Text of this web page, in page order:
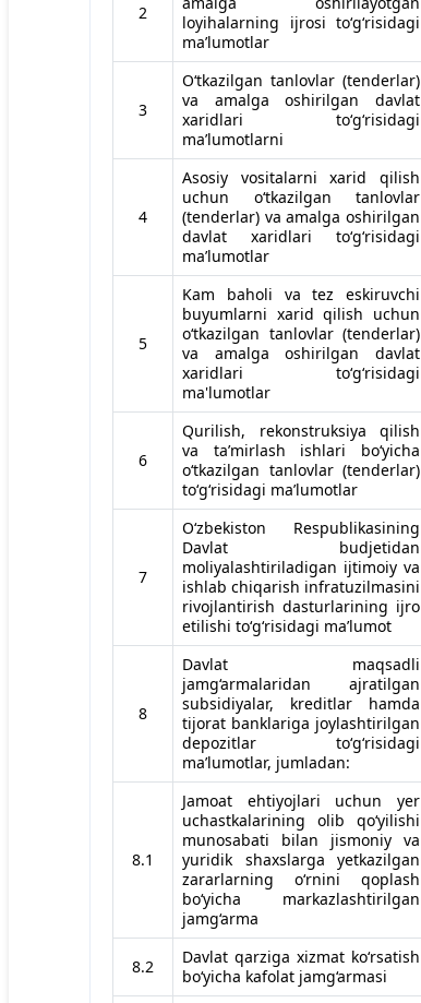
2
loyihalarning ijrosi to‘g‘risidagi
maʼlumotlar
3
O‘tkazilgan tanlovlar (tenderlar)
va amalga oshirilgan davlat
xaridlari to‘g‘risidagi
maʼlumotlarni
4
Asosiy vositalarni xarid qilish
uchun o‘tkazilgan tanlovlar
(tenderlar) va amalga oshirilgan
davlat xaridlari to‘g‘risidagi
maʼlumotlar
5
Kam baholi va tez eskiruvchi
buyumlarni xarid qilish uchun
o‘tkazilgan tanlovlar (tenderlar)
va amalga oshirilgan davlat
xaridlari to‘g‘risidagi
ma'lumotlar
6
Qurilish, rekonstruksiya qilish
va taʼmirlash ishlari bo‘yicha
o‘tkazilgan tanlovlar (tenderlar)
to‘g‘risidagi maʼlumotlar
7
O‘zbekiston Respublikasining
Davlat budjetidan
moliyalashtiriladigan ijtimoiy va
ishlab chiqarish infratuzilmasini
rivojlantirish dasturlarining ijro
etilishi to‘g‘risidagi maʼlumot
8
Davlat maqsadli
jamg‘armalaridan ajratilgan
subsidiyalar, kreditlar hamda
tijorat banklariga joylashtirilgan
depozitlar to‘g‘risidagi
maʼlumotlar, jumladan:
8.1
Jamoat ehtiyojlari uchun yer
uchastkalarining olib qo‘yilishi
munosabati bilan jismoniy va
yuridik shaxslarga yetkazilgan
zararlarning o‘rnini qoplash
bo‘yicha markazlashtirilgan
jamg‘arma
8.2
Davlat qarziga xizmat ko‘rsatish
bo‘yicha kafolat jamg‘armasi